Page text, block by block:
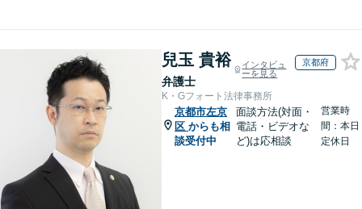
兒玉 貴裕
弁護士
インタビュ
ーを見る
京都府
K・Gフォート法律事務所
京都市左京
区 からも相
談受付中
面談方法(対面・
電話・ビデオな
ど)は応相談
営業時
間：本日
定休日